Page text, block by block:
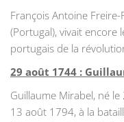
François Antoine
(Portugal), vivait encore
portugais de la
29 août 1744 :
Guillaume Mirabel, né
13 août 1794, à la